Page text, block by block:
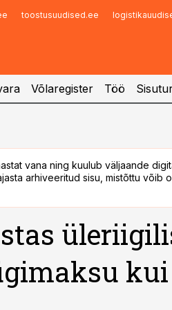
toostusuudised.ee
Võlaregister Töö
vana ning kuulub väljaande
arhiveeritud sisu, mistõttu võib
kui